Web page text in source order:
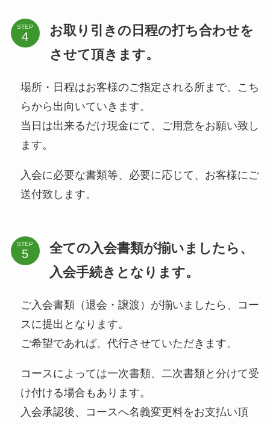
STEP
お取り引きの日程の打ち合わせを
させて頂きます。
場所・日程はお客様のご指定される所まで、こち
らから出向いていきます。
当日は出来るだけ現金にて、ご用意をお願い致し
ます。
入会に必要な書類等、必要に応じて、お客様にご
送付致します。
STEP
全ての入会書類が揃いましたら、
入会手続きとなります。
ご入会書類（退会・譲渡）が揃いましたら、コー
スに提出となります。
ご希望であれば、代行させていただきます。
コースによっては一次書類、二次書類と分けて受
け付ける場合もあります。
入会承認後、コースへ名義変更料をお支払い頂